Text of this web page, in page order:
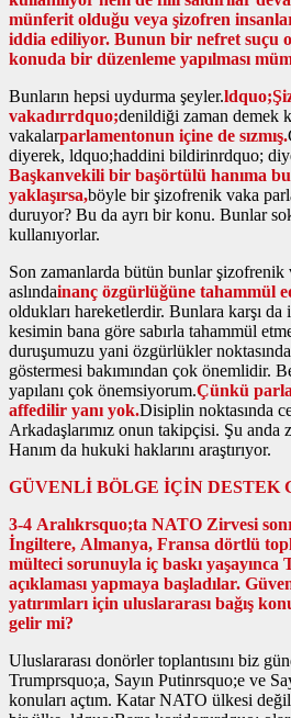
münferit olduğu veya şizofren insanlar
iddia ediliyor. Bunun bir nefret suçu
konuda bir düzenleme yapılması
Bunların hepsi uydurma şeyler.
vakadırrdquo;denildiği zaman demek
vakalarparlamentonun içine de sızmış.
diyerek, ldquo;haddini bildirinrdquo;
Başkanvekili bir başörtülü hanıma
yaklaşırsa,böyle bir şizofrenik vaka
duruyor? Bu da ayrı bir konu. Bunlar
kullanıyorlar.
Son zamanlarda bütün bunlar şizofrenik
aslındainanç özgürlüğüne tahammül
oldukları hareketlerdir. Bunlara karşı
kesimin bana göre sabırla tahammül
duruşumuzu yani özgürlükler
göstermesi bakımından çok önemlidir.
yapılanı çok önemsiyorum.Çünkü
affedilir yanı yok.Disiplin noktasında
Arkadaşlarımız onun takipçisi. Şu anda
Hanım da hukuki haklarını araştırıyor.
GÜVENLİ BÖLGE İÇİN DESTEK
3-4 Aralıkrsquo;ta NATO Zirvesi
İngiltere, Almanya, Fransa dörtlü
mülteci sorunuyla iç baskı
açıklaması yapmaya başladılar.
yatırımları için uluslararası bağış
gelir mi?
Uluslararası donörler toplantısını biz
Trumprsquo;a, Sayın Putinrsquo;e ve
konuları açtım. Katar NATO ülkesi